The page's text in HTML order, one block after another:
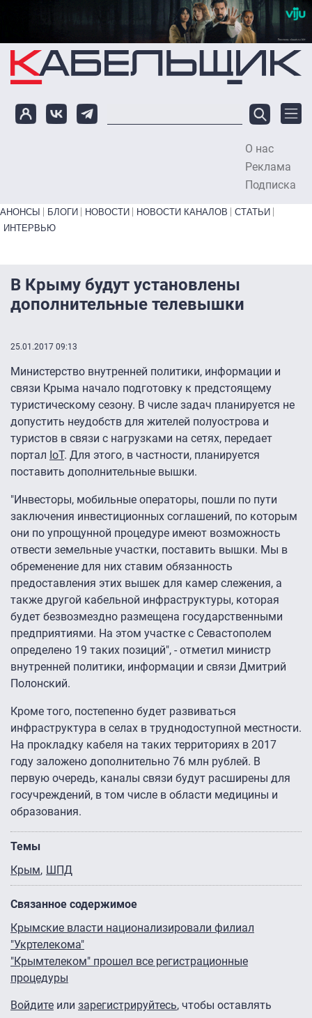
Перейти к основному содержанию
О нас
Реклама
Подписка
Primary links bottom
АНОНСЫ БЛОГИ НОВОСТИ НОВОСТИ КАНАЛОВ
СТАТЬИ
ИНТЕРВЬЮ
В Крыму будут установлены
дополнительные телевышки
25.01.2017 09:13
Министерство внутренней политики, информации и
связи Крыма начало подготовку к предстоящему
туристическому сезону. В числе задач планируется не
допустить неудобств для жителей полуострова и
туристов в связи с нагрузками на сетях, передает
портал IoT. Для этого, в частности, планируется
поставить дополнительные вышки.
"Инвесторы, мобильные операторы, пошли по пути
заключения инвестиционных соглашений, по которым
они по упрощунной процедуре имеют возможность
отвести земельные участки, поставить вышки. Мы в
обременение для них ставим обязанность
предоставления этих вышек для камер слежения, а
также другой кабельной инфраструктуры, которая
будет безвозмездно размещена государственными
предприятиями. На этом участке с Севастополем
определено 19 таких позиций", - отметил министр
внутренней политики, информации и связи Дмитрий
Полонский.
Кроме того, постепенно будет развиваться
инфраструктура в селах в труднодоступной местности.
На прокладку кабеля на таких территориях в 2017
году заложено дополнительно 76 млн рублей. В
первую очередь, каналы связи будут расширены для
госучреждений, в том числе в области медицины и
образования.
Темы
Крым
ШПД
Связанное содержимое
Крымские власти национализировали филиал
"Укртелекома"
"Крымтелеком" прошел все регистрационные
процедуры
Войдите или зарегистрируйтесь, чтобы оставлять